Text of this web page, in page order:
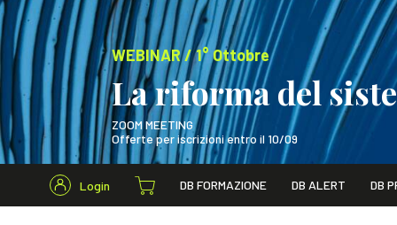
WEBINAR / 1° Ottobre
La riforma del
ZOOM MEETING
Offerte per iscrizioni entro il 10/09
WEBINAR / 1°
Login DB FORMAZIONE DB ALERT DB